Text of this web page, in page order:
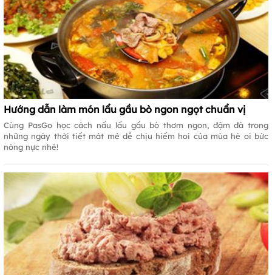
Hướng dẫn làm món lẩu gầu bò ngon ngọt chuẩn vị
Cùng PasGo học cách nấu lẩu gầu bò thơm ngon, đậm đà trong
những ngày thời tiết mát mẻ dễ chịu hiếm hoi của mùa hè oi bức
nóng nực nhé!